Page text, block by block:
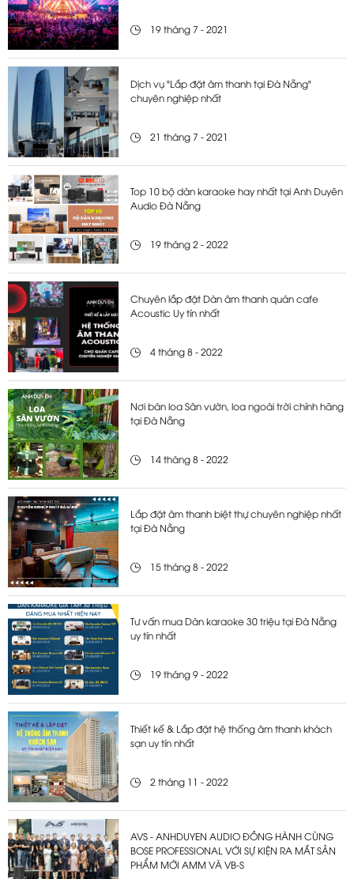
19 tháng 7 - 2021
Dịch vụ "Lắp đặt âm thanh tại Đà Nẵng"
chuyên nghiệp nhất
21 tháng 7 - 2021
Top 10 bộ dàn karaoke hay nhất tại Anh Duyên
Audio Đà Nẵng
19 tháng 2 - 2022
Chuyên lắp đặt Dàn âm thanh quán cafe
Acoustic Uy tín nhất
4 tháng 8 - 2022
Nơi bán loa Sân vườn, loa ngoài trời chính hãng
tại Đà Nẵng
14 tháng 8 - 2022
Lắp đặt âm thanh biệt thự chuyên nghiệp nhất
tại Đà Nẵng
15 tháng 8 - 2022
Tư vấn mua Dàn karaoke 30 triệu tại Đà Nẵng
uy tín nhất
19 tháng 9 - 2022
Thiết kế & Lắp đặt hệ thống âm thanh khách
sạn uy tín nhất
2 tháng 11 - 2022
AVS - ANHDUYEN AUDIO ĐỒNG HÀNH CÙNG
BOSE PROFESSIONAL VỚI SỰ KIỆN RA MẮT SẢN
PHẨM MỚI AMM VÀ VB-S